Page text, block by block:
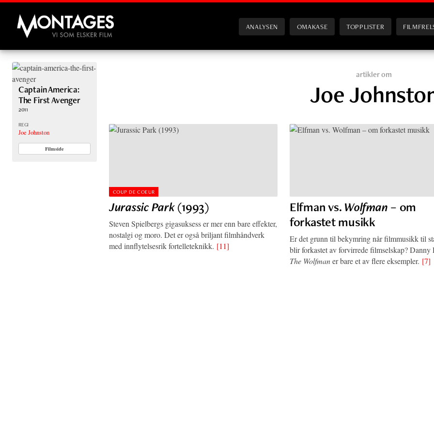
Montages
ANALYSEN OMAKASE TOPPLISTER
Captain America:
The First Avenger
2011
REGI
Joe Johnston
Filmside
artikler om
Joe
COUP DE COEUR
Jurassic Park(1993)
Steven Spielbergs gigasuksess er mer enn bare effekter,
nostalgi og moro. Det er også briljant filmhåndverk
med innflytelsesrik fortelleteknikk. [11]
Elfman vs. Wolfman – om
forkastet musikk
Er det grunn til bekymring når filmmusikk til
blir forkastet av forvirrede filmselskap? Danny
The Wolfmaner bare et av flere eksempler. [7]